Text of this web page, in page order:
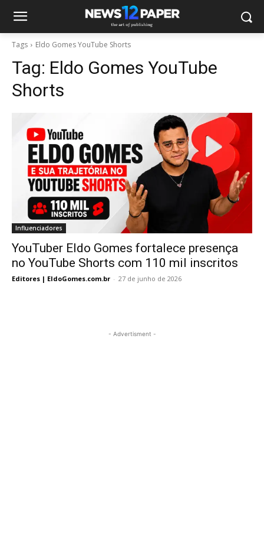
Tags Eldo Gomes YouTube Shorts
Tag: Eldo Gomes YouTube
Shorts
Influenciadores
YouTuber Eldo Gomes fortalece presença
no YouTube Shorts com 110 mil inscritos
Editores | EldoGomes.com.br - 27 de junho de 2026
- Advertisment -